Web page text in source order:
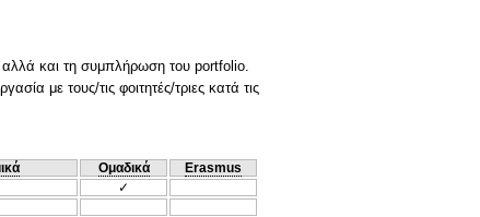
αλλά και τη συμπλήρωση του portfolio.
με τους/τις φοιτητές/τριες κατά τις
Ομαδικά
Erasmus
✓